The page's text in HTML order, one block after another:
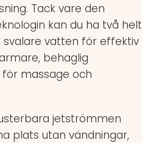
Tack vare den
kan du ha två helt
vatten för effektiv
behaglig
massage och
jetströmmen
plats utan vändningar,